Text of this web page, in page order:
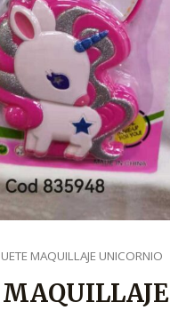
MAQUILLAJE UNICORNIO
MAQUILLAJE